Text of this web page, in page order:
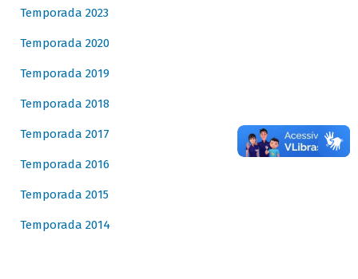
Temporada 2023
Temporada 2020
Temporada 2019
Temporada 2018
Temporada 2017
Temporada 2016
Temporada 2015
Temporada 2014